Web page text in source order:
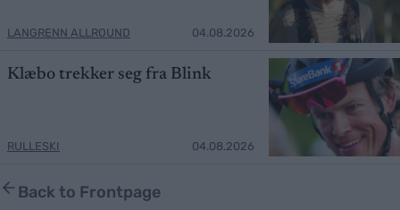
LANGRENN ALLROUND 04.08.2026
Klæbo trekker seg fra Blink
RULLESKI 04.08.2026
Back to Frontpage